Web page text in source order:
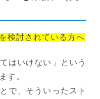
検討されている方へ
はいけない」という
す。
で、そういったスト